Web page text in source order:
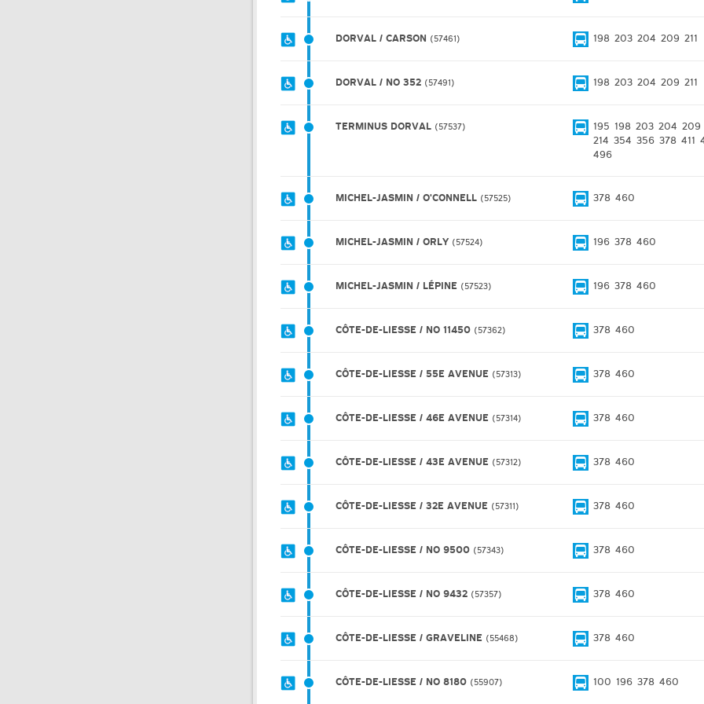
DORVAL / CARSON 57461 198 203 204 209 211
DORVAL / NO 352 57491 198 203 204 209 211
TERMINUS DORVAL 57537 195 198 203 204 209
214 354 356 378 411
496
MICHEL-JASMIN / O'CONNELL 57525 378 460
MICHEL-JASMIN / ORLY 57524 196 378 460
MICHEL-JASMIN / LÉPINE 57523 196 378 460
CÔTE-DE-LIESSE / NO 11450 57362 378 460
CÔTE-DE-LIESSE / 55E AVENUE 57313 378 460
CÔTE-DE-LIESSE / 46E AVENUE 57314 378 460
CÔTE-DE-LIESSE / 43E AVENUE 57312 378 460
CÔTE-DE-LIESSE / 32E AVENUE 57311 378 460
CÔTE-DE-LIESSE / NO 9500 57343 378 460
CÔTE-DE-LIESSE / NO 9432 57357 378 460
CÔTE-DE-LIESSE / GRAVELINE 55468 378 460
CÔTE-DE-LIESSE / NO 8180 55907 100 196 378 460